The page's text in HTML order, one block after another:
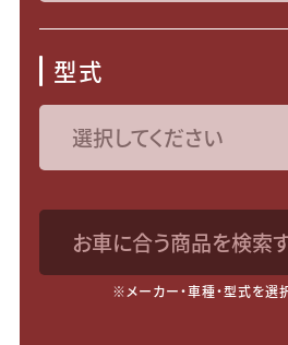
型式
お車に合う商品を検索
※メーカー・車種・型式を選